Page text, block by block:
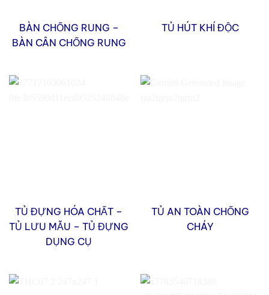
BÀN CHỐNG RUNG –
BÀN CÂN CHỐNG RUNG
TỦ HÚT KHÍ ĐỘC
TỦ ĐỰNG HÓA CHẤT –
TỦ LƯU MẪU – TỦ ĐỰNG
DỤNG CỤ
TỦ AN TOÀN CHỐNG
CHÁY